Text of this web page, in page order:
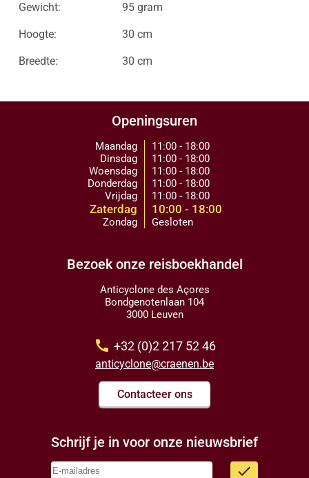
Gewicht: 95 gram
Hoogte: 30 cm
Breedte: 30 cm
Openingsuren
Maandag
Dinsdag
Woensdag
Donderdag
Vrijdag
Zaterdag
Zondag
11:00 - 18:00
11:00 - 18:00
11:00 - 18:00
11:00 - 18:00
11:00 - 18:00
10:00 - 18:00
Gesloten
Bezoek onze reisboekhandel
Anticyclone des Açores
Bondgenotenlaan 104
3000 Leuven
call +32 (0)2 217 52 46
anticyclone@craenen.be
Contacteer ons
Schrijf je in voor onze nieuwsbrief
done